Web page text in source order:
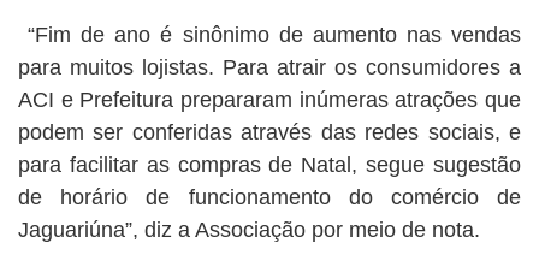
“Fim de ano é sinônimo de aumento nas vendas
para muitos lojistas. Para atrair os consumidores a
ACI e Prefeitura prepararam inúmeras atrações que
podem ser conferidas através das redes sociais, e
para facilitar as compras de Natal, segue sugestão
de horário de funcionamento do comércio de
Jaguariúna”, diz a Associação por meio de nota.